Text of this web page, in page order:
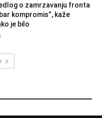
o zamrzavanju fronta
kompromis”, kaže
je bilo